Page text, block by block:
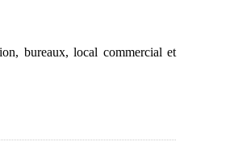
bureaux, local commercial et